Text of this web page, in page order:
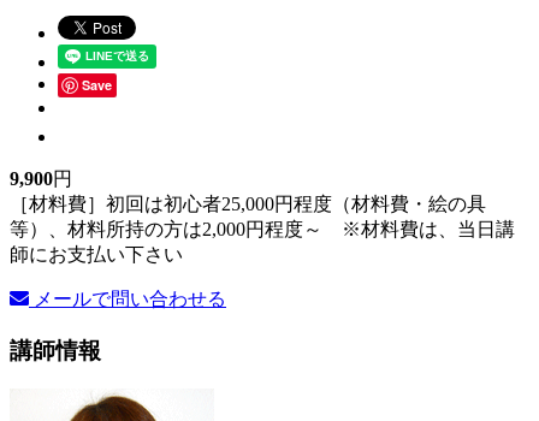
Save
9,900円
［材料費］初回は初心者25,000円程度（材料費・絵の具
等）、材料所持の方は2,000円程度～ ※材料費は、当日講
師にお支払い下さい
メールで問い合わせる
講師情報